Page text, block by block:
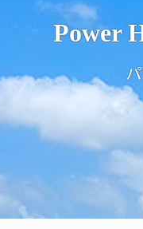
Power